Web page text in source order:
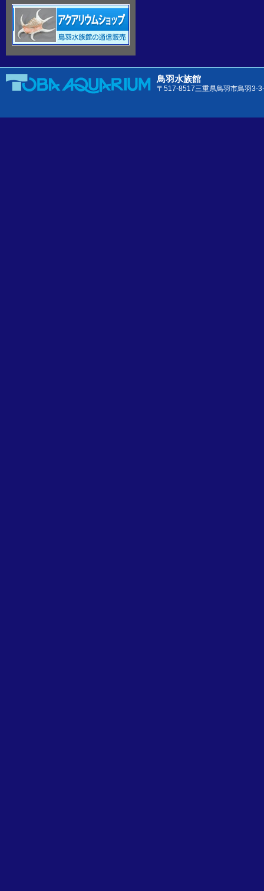
鳥羽水族館
〒517-8517三重県鳥羽市鳥羽3-